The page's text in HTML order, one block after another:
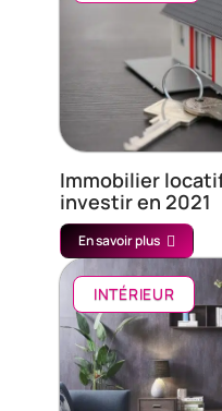
Immobilier
investir en 2021
En savoir plus
INTÉRIEUR